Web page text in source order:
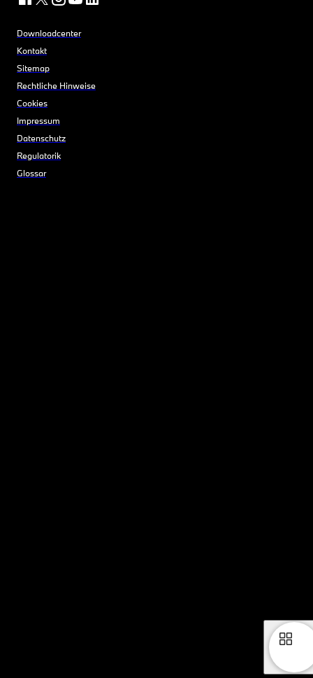
Downloadcenter
Kontakt
Sitemap
Rechtliche Hinweise
Cookies
Impressum
Datenschutz
Regulatorik
Glossar